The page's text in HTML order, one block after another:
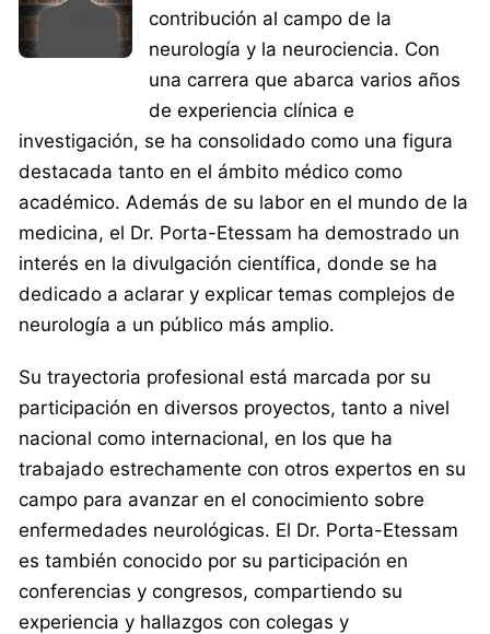
contribución al campo de la
neurología y la neurociencia. Con
una carrera que abarca varios años
de experiencia clínica e
investigación, se ha consolidado como una figura
destacada tanto en el ámbito médico como
académico. Además de su labor en el mundo de la
medicina, el Dr. Porta-Etessam ha demostrado un
interés en la divulgación científica, donde se ha
dedicado a aclarar y explicar temas complejos de
neurología a un público más amplio.
Su trayectoria profesional está marcada por su
participación en diversos proyectos, tanto a nivel
nacional como internacional, en los que ha
trabajado estrechamente con otros expertos en su
campo para avanzar en el conocimiento sobre
enfermedades neurológicas. El Dr. Porta-Etessam
es también conocido por su participación en
conferencias y congresos, compartiendo su
experiencia y hallazgos con colegas y